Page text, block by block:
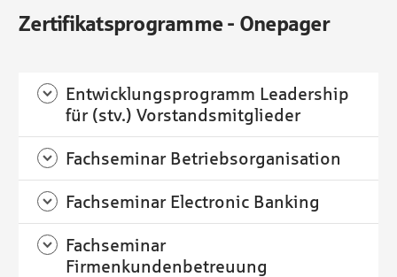
Zertifikatsprogramme - Onepager
Entwicklungsprogramm Leadership
für (stv.) Vorstandsmitglieder
Fachseminar Betriebsorganisation
Fachseminar Electronic Banking
Fachseminar
Firmenkundenbetreuung